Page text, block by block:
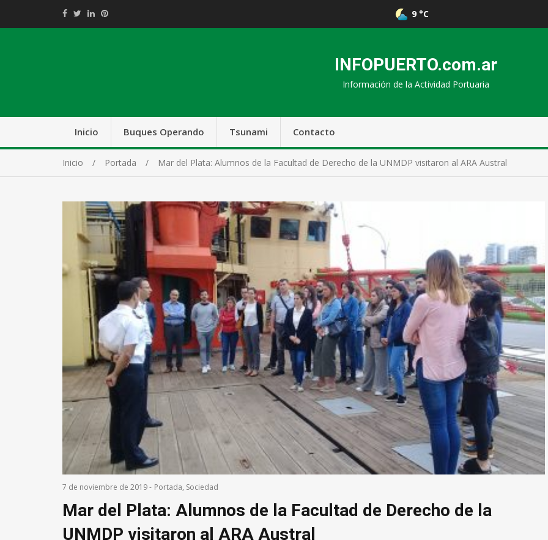
9 °C
INFOPUERTO.com.ar
Información de la Actividad Portuaria
Inicio Buques Operando Tsunami Contacto
Inicio Portada Mar del Plata: Alumnos de la Facultad de Derecho de la UNMDP visitaron al ARA Austral
7 de noviembre de 2019- Portada, Sociedad
Mar del Plata: Alumnos de la Facultad de Derecho de la
UNMDP visitaron al ARA Austral